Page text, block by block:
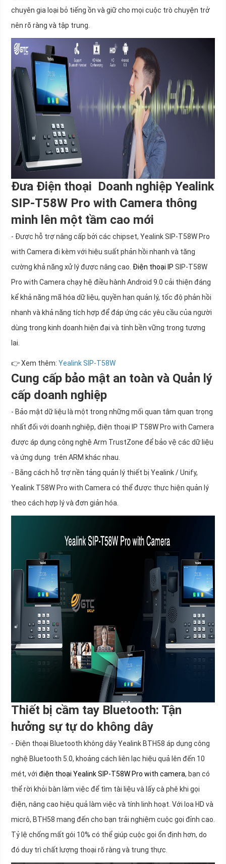
chuyên gia loại bỏ tiếng ồn và giữ cho mọi cuộc trò chuyện trở
nên rõ ràng và tập trung.
Đưa Điện thoại Doanh nghiệp Yealink
SIP-T58W Pro with Camera thông
minh lên một tầm cao mới
- Được hỗ trợ nâng cấp bởi các chipset, Yealink SIP-T58W Pro
with Camera đi kèm với hiệu suất phản hồi nhanh và tăng
cường khả năng xử lý được nâng cao. Điện thoại IP SIP-T58W
Pro with Camera chạy hệ điều hành Android 9.0 cải thiện đáng
kể khả năng mã hóa dữ liệu, quyền hạn quản lý, tốc độ phản hồi
nhanh và khả năng tích hợp để đáp ứng các yêu cầu của người
dùng trong kinh doanh hiện đại và tính bền vững trong tương
lai.
👉 Xem thêm: Yealink SIP-T58W
Cung cấp bảo mật an toàn và Quản lý
cấp doanh nghiệp
- Bảo mật dữ liệu là một trong những mối quan tâm quan trọng
nhất đối với doanh nghiệp, điện thoại IP T58W Pro with Camera
được áp dụng công nghệ Arm TrustZone để bảo vệ các dữ liệu
và ứng dụng trên ARM khác nhau.
- Bằng cách hỗ trợ nền tảng quản lý thiết bị Yealink / Unify,
Yealink T58W Pro with Camera có thể được thực hiện quản lý
theo cách hợp lý và đơn giản hóa.
Thiết bị cầm tay Bluetooth: Tận
hưởng sự tự do không dây
- Điện thoại Bluetooth không dây Yealink BTH58 áp dụng công
nghệ Bluetooth 5.0, khoảng cách liên lạc hiệu quả lên đến 10
mét, với điện thoại Yealink SIP-T58W Pro with camera, bạn có
thể rời khỏi bàn làm việc để tìm tài liệu và lấy cà phê khi gọi
điện, nâng cao hiệu quả làm việc và tính linh hoạt. Với loa HD và
micrô, BTH58 mang đến cho bạn trải nghiệm cuộc gọi đỉnh cao.
Tỷ lệ chống mất gói 10% có thể giúp cuộc gọi ổn định hơn, do
đó duy trì chất lượng thoại rõ ràng và trung thực.